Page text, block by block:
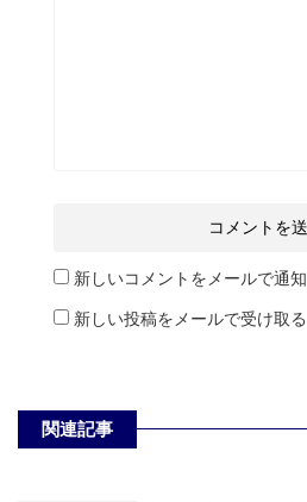
新しいコメントをメールで通知
新しい投稿をメールで受け取る
関連記事